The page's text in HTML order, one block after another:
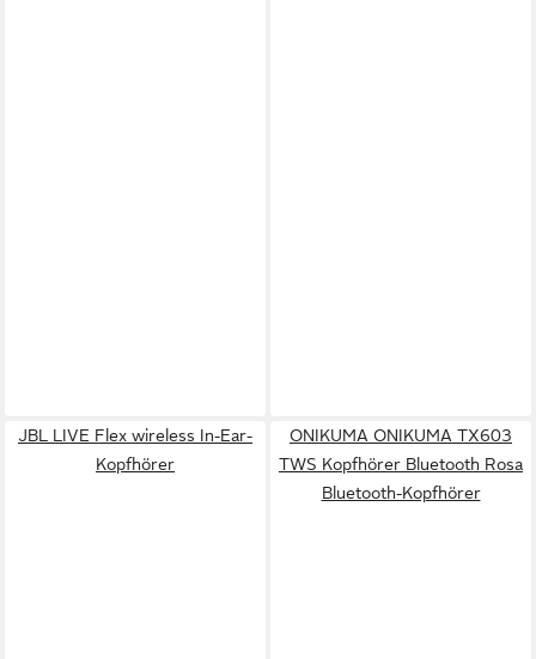
JBL LIVE Flex wireless In-Ear-
Kopfhörer
ONIKUMA ONIKUMA TX603
TWS Kopfhörer Bluetooth Rosa
Bluetooth-Kopfhörer